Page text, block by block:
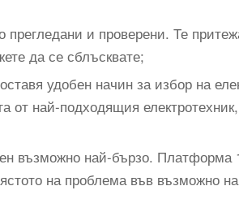
прегледани и проверени. Те
да се сблъсквате;
удобен начин за избор на
от най-подходящия
възможно най-бързо. Платформа
на проблема във възможно